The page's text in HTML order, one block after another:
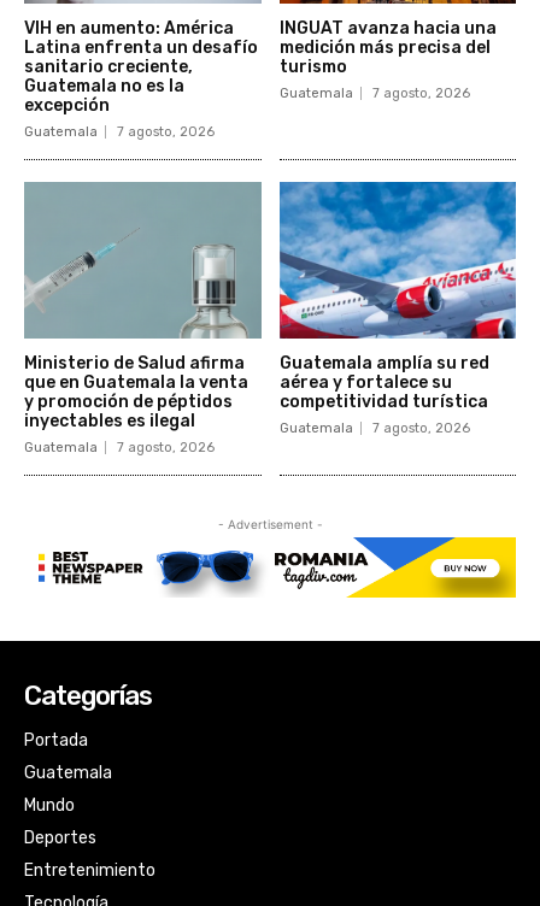
Categorías
Portada
Guatemala
Mundo
Deportes
Entretenimiento